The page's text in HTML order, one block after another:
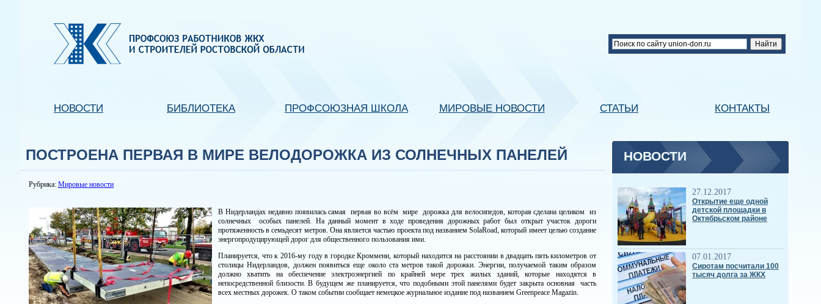
НОВОСТИ БИБЛИОТЕКА ПРОФСОЮЗНАЯ ШКОЛА МИРОВЫЕ НОВОСТИ СТАТЬИ КОНТАКТЫ
ПОСТРОЕНА ПЕРВАЯ В МИРЕ ВЕЛОДОРОЖКА ИЗ СОЛНЕЧНЫХ ПАНЕЛЕЙ
Рубрика: Мировые новости
В Нидерландах недавно появилась самая первая во всём мире дорожка для велосипедов, которая сделана целиком из
солнечных особых панелей. На данный момент в ходе проведения дорожных работ был открыт участок дороги
протяженность в семьдесят метров. Она является частью проекта под названием SolaRoad, который имеет целью создание
энергопродуцирующей дорог для общественного пользования ими.
Планируется, что к 2016-му году в городке Кроммени, который находится на расстоянии в двадцать пять километров от
столицы Нидерландов, должен появиться еще около ста метров такой дорожки. Энергии, получаемой таким образом
должно хватить на обеспечение электроэнергией по крайней мере трех жилых зданий, которые находятся в
непосредственной близости. В будущем же планируется, что подобными этой панелями будет закрыта основная часть
всех местных дорожек. О таком событии сообщает немецкое журнальное издание под названием Greenpeace Magazin.
НОВОСТИ
27.12.2017
Открытие еще одной
детской площадки в
Октябрьском районе
07.01.2017
Сиротам посчитали 100
тысяч долга за ЖКХ